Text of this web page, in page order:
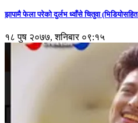
झापामै फेला परेको दुर्लभ ध्वाँसे चितुवा
१८ पुष २०७७, शनिबार ०९:१५